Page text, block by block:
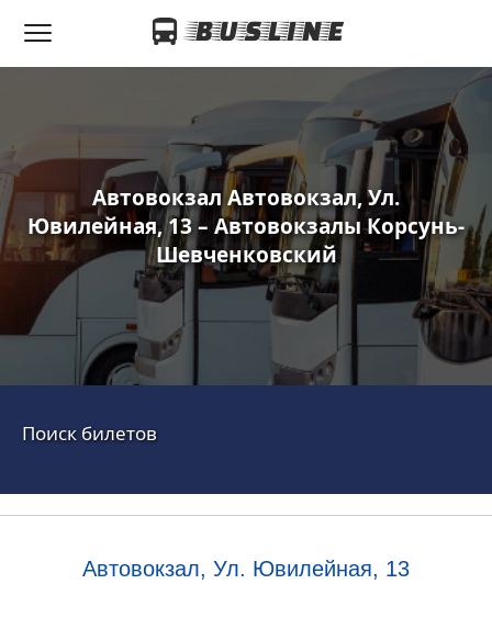
Автовокзал Автовокзал, Ул.
Ювилейная, 13 – Автовокзалы Корсунь-
Шевченковский
Поиск билетов
Автовокзал, Ул. Ювилейная, 13